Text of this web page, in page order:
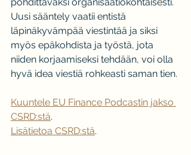
Uusi sääntely vaatii entistä
läpinäkyvämpää viestintää ja siksi
myös epäkohdista ja työstä, jota
niiden korjaamiseksi tehdään, voi olla
hyvä idea viestiä rohkeasti saman tien.
Kuuntele EU Finance Podcastin jakso
CSRD:stä.
Lisätietoa CSRD:stä.